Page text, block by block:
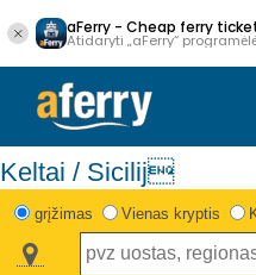
aFerry - Cheap ferry
Atidaryti „aFerry“
Keltai / Sicilij
grįžimas Vienas kryptis